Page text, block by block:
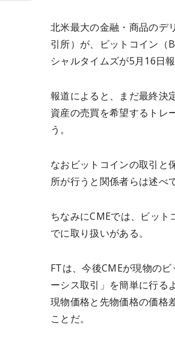
北米最大の金融・商品のデ
引所）が、ビットコイン（
シャルタイムズが5月16日報
報道によると、まだ最終決
資産の売買を希望するトレ
う。
なおビットコインの取引と
所が行うと関係者らは述べ
ちなみにCMEでは、ビッ
でに取り扱いがある。
FTは、今後CMEが現物の
ーシス取引」を簡単に行る
現物価格と先物価格の価格
ことだ。